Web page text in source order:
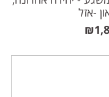
-אזל
₪